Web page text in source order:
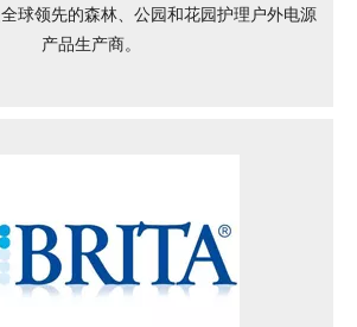
球领先的森林、公园和花园护理户外电源
产品生产商。